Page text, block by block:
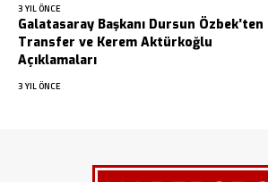
3 YIL ÖNCE
Galatasaray Başkanı Dursun Özbek’ten
Transfer ve Kerem Aktürkoğlu
Açıklamaları
3 YIL ÖNCE